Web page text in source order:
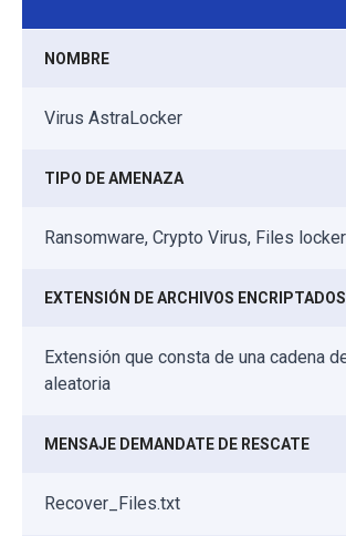
NOMBRE
Virus AstraLocker
TIPO DE AMENAZA
Ransomware, Crypto Virus, Files locker
EXTENSIÓN DE ARCHIVOS ENCRIPTADOS
Extensión que consta de una cadena
aleatoria
MENSAJE DEMANDATE DE RESCATE
Recover_Files.txt